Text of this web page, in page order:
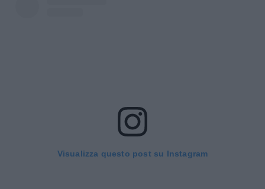
Visualizza questo post su Instagram